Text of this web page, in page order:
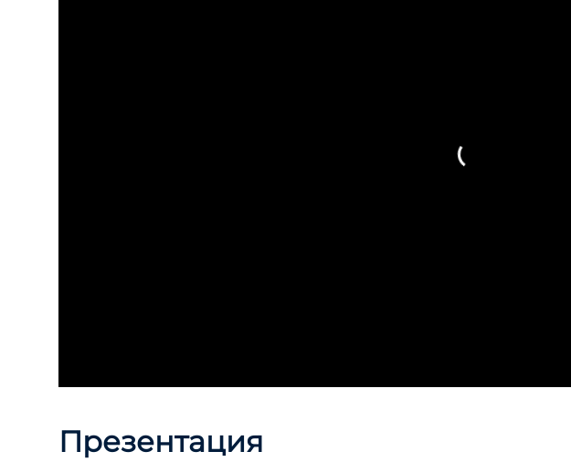
Презентация